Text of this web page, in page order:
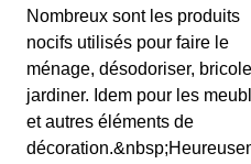
Nombreux sont les produits
nocifs utilisés pour faire le
ménage, désodoriser,
jardiner. Idem pour les
et autres éléments de